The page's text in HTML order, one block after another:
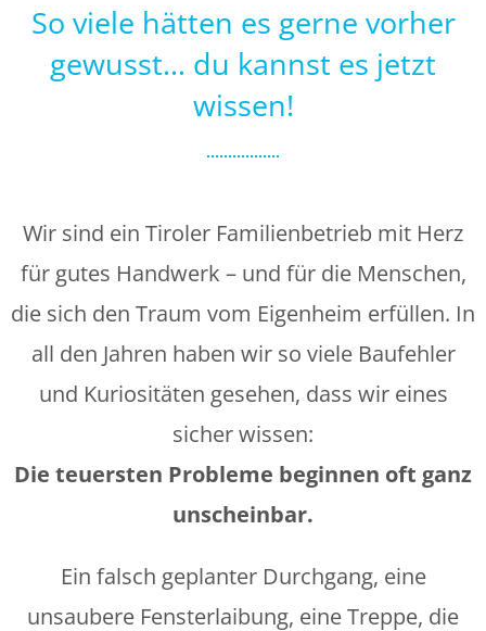
So viele hätten es gerne vorher
gewusst… du kannst es jetzt
wissen!
Wir sind ein Tiroler Familienbetrieb mit Herz
für gutes Handwerk – und für die Menschen,
die sich den Traum vom Eigenheim erfüllen. In
all den Jahren haben wir so viele Baufehler
und Kuriositäten gesehen, dass wir eines
sicher wissen:
Die teuersten Probleme beginnen oft ganz
unscheinbar.
Ein falsch geplanter Durchgang, eine
unsaubere Fensterlaibung, eine Treppe, die